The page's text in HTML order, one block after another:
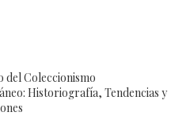
del Coleccionismo
Historiografía, Tendencias y